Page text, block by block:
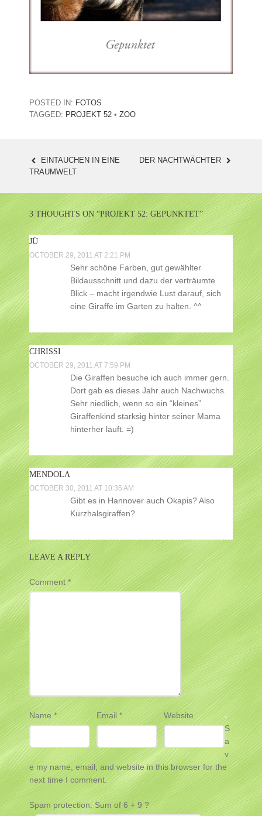
POSTED IN: FOTOS
TAGGED: PROJEKT 52 • ZOO
POST
NAVIGATION
EINTAUCHEN IN EINE
TRAUMWELT
DER NACHTWÄCHTER
3 THOUGHTS ON “PROJEKT 52: GEPUNKTET”
JÜ
OCTOBER 29, 2011 AT 2:21 PM
Sehr schöne Farben, gut gewählter
Bildausschnitt und dazu der verträumte
Blick – macht irgendwie Lust darauf, sich
eine Giraffe im Garten zu halten. ^^
CHRISSI
OCTOBER 29, 2011 AT 7:59 PM
Die Giraffen besuche ich auch immer gern.
Dort gab es dieses Jahr auch Nachwuchs.
Sehr niedlich, wenn so ein “kleines”
Giraffenkind starksig hinter seiner Mama
hinterher läuft. =)
MENDOLA
OCTOBER 30, 2011 AT 10:35 AM
Gibt es in Hannover auch Okapis? Also
Kurzhalsgiraffen?
LEAVE A REPLY
Comment *
Name* Email*
Website
S
a
v
e my name, email, and website in this browser for the
next time I comment.
Spam protection: Sum of 6 + 9 ?